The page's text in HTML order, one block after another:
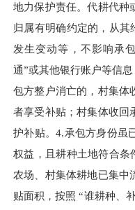
地力保护责任。代耕代种
归属有明确约定的，从其
发生变动等，不影响承
通”或其他银行账户等信
包方整户消亡的，村集体
者享受补贴；村集体收回
护补贴。4.承包方身份虽
权益，且耕种土地符合条
农场、村集体耕地已集中
贴面积，按照 “谁耕种、